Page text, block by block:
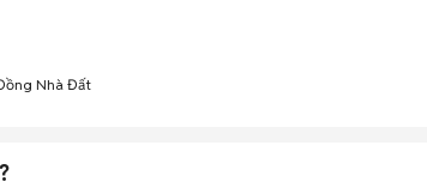
Nhà Đất